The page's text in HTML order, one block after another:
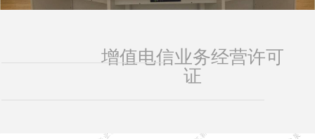
增值电信业务经营许可
证